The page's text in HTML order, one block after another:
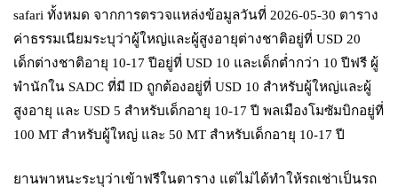
safari ทั้งหมด จากการตรวจแหล่งข้อมูลวันที่ 2026-05-30 ตาราง
ค่าธรรมเนียมระบุว่าผู้ใหญ่และผู้สูงอายุต่างชาติอยู่ที่ USD 20
เด็กต่างชาติอายุ 10-17 ปีอยู่ที่ USD 10 และเด็กต่ำกว่า 10 ปีฟรี ผู้
พำนักใน SADC ที่มี ID ถูกต้องอยู่ที่ USD 10 สำหรับผู้ใหญ่และผู้
สูงอายุ และ USD 5 สำหรับเด็กอายุ 10-17 ปี พลเมืองโมซัมบิกอยู่ที่
100 MT สำหรับผู้ใหญ่ และ 50 MT สำหรับเด็กอายุ 10-17 ปี
ยานพาหนะระบุว่าเข้าฟรีในตาราง แต่ไม่ได้ทำให้รถเช่าเป็นรถ